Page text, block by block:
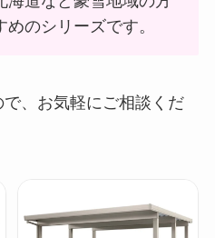
のシリーズです。
、お気軽にご相談くだ